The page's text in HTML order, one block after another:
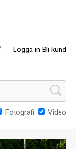
Logga in Bli kund
Fotografi Video